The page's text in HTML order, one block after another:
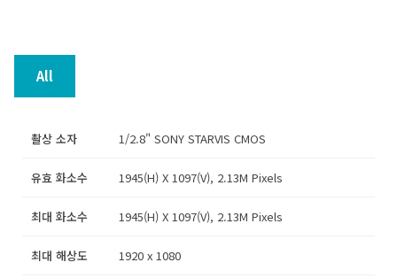
All
촬상 소자 1/2.8" SONY STARVIS CMOS
유효 화소수 1945(H) X 1097(V), 2.13M Pixels
최대 화소수 1945(H) X 1097(V), 2.13M Pixels
최대 해상도 1920 x 1080